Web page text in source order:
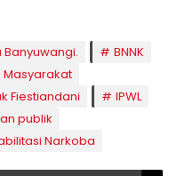
BNNK
Masyarakat
Fiestiandani
IPWL
publik
Narkoba